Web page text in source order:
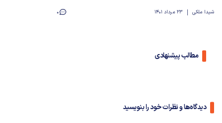
شیدا ملکی 23 مرداد 1401 0
مطالب پیشنهادی
دیدگاه‌ها و نظرات خود را بنویسید